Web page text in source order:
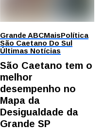
Grande ABCMaisPolítica
São Caetano Do Sul
Últimas Notícias
São Caetano tem o
melhor
desempenho no
Mapa da
Desigualdade da
Grande SP